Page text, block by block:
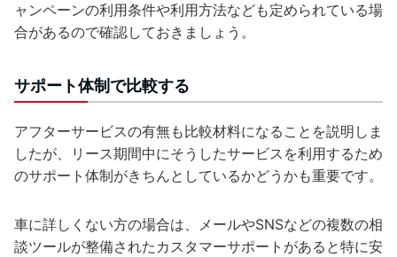
ャンペーンの利用条件や利用方法なども定められている場
合があるので確認しておきましょう。
サポート体制で比較する
アフターサービスの有無も比較材料になることを説明しま
したが、リース期間中にそうしたサービスを利用するため
のサポート体制がきちんとしているかどうかも重要です。
車に詳しくない方の場合は、メールやSNSなどの複数の相
談ツールが整備されたカスタマーサポートがあると特に安